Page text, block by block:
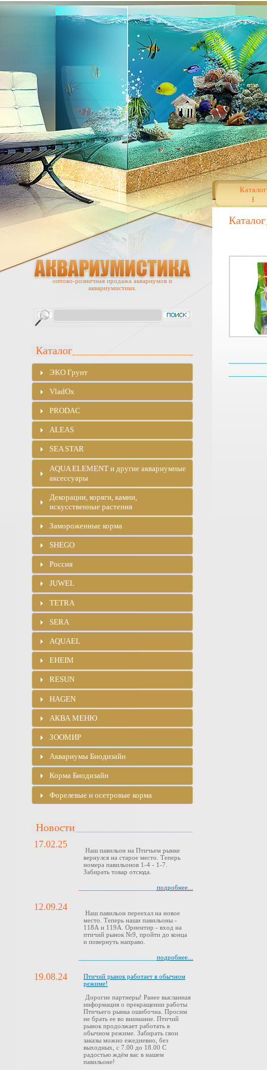
Каталог
Каталог
оптово-розничная продажа аквариумов и
аквариумистики.
Каталог
ЭKO Грунт
VladOx
PRODAC
ALEAS
SEA STAR
AQUA ELEMENT и другие аквариумные
аксессуары
Декорации, коряги, камни,
искусственные растения
Замороженные корма
SHEGO
Россия
JUWEL
TETRA
SERA
AQUAEL
EHEIM
RESUN
HAGEN
АКВА МЕНЮ
ЗООМИР
Аквариумы Биодизайн
Корма Биодизайн
Форелевые и осетровые корма
Новости
17.02.25
Наш павильон на Птичьем рынке
вернулся на старое место. Теперь
номера павильонов 1-4 - 1-7.
Забирать товар отсюда.
подробнее...
12.09.24
Наш павильон переехал на новое
место. Теперь наши павильоны -
118А и 119А. Ориентир - вход на
птичий рынок №9, пройти до конца
и повернуть направо.
подробнее...
19.08.24
Птичий рынок работает в обычном
режиме!
Дорогие партнеры! Ранее высланная
информация о прекращении работы
Птичьего рынка ошибочна. Просим
не брать ее во внимание. Птичий
рынок продолжает работать в
обычном режиме. Забирать свои
заказы можно ежедневно, без
выходных, с 7.00 до 18.00 С
радостью ждём вас в нашем
павильоне!